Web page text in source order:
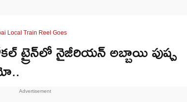
Local Train Reel Goes
ట్రైన్‌లో నైజీరియన్ అబ్బాయి పుష్ప